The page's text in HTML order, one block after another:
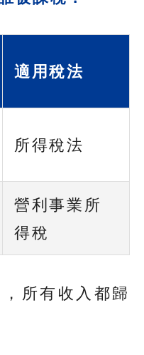
適用稅法
所得稅法
營利事業所
得稅
所有收入都歸